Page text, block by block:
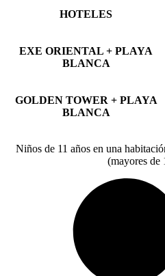
HOTELES
EXE ORIENTAL + PLAYA
BLANCA
GOLDEN TOWER + PLAYA
BLANCA
Niños de 11 años en una
(mayores de